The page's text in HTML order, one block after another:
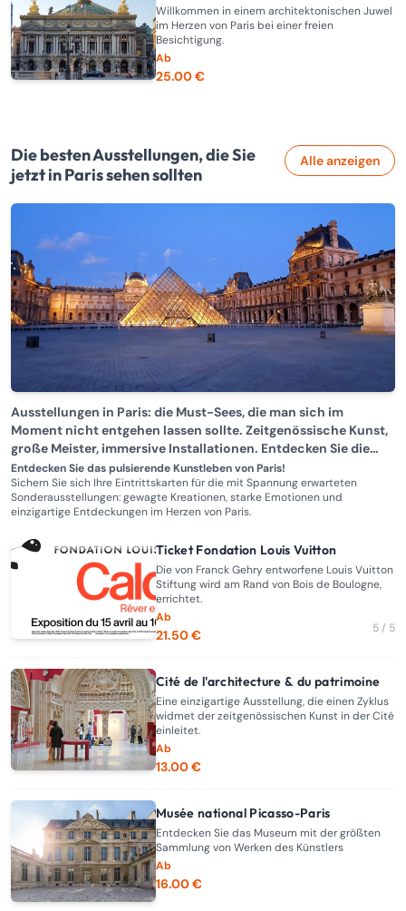
Willkommen in einem architektonischen Juwel
im Herzen von Paris bei einer freien
Besichtigung.
Ab
25.00 €
Die besten Ausstellungen, die Sie
jetzt in Paris sehen sollten
Alle anzeigen
Ausstellungen in Paris: die Must-Sees, die man sich im
Moment nicht entgehen lassen sollte. Zeitgenössische Kunst,
große Meister, immersive Installationen. Entdecken Sie die
Auswahl der Ausstellungen,
Entdecken Sie das pulsierende Kunstleben von Paris!
Sichern Sie sich Ihre Eintrittskarten für die mit Spannung erwarteten
Sonderausstellungen: gewagte Kreationen, starke Emotionen und
einzigartige Entdeckungen im Herzen von Paris.
Ticket Fondation Louis Vuitton
Die von Franck Gehry entworfene Louis Vuitton
Stiftung wird am Rand von Bois de Boulogne,
errichtet.
Ab
21.50 € 5 / 5
Cité de l'architecture & du patrimoine
Eine einzigartige Ausstellung, die einen Zyklus
widmet der zeitgenössischen Kunst in der Cité
einleitet.
Ab
13.00 €
Musée national Picasso-Paris
Entdecken Sie das Museum mit der größten
Sammlung von Werken des Künstlers
Ab
16.00 €